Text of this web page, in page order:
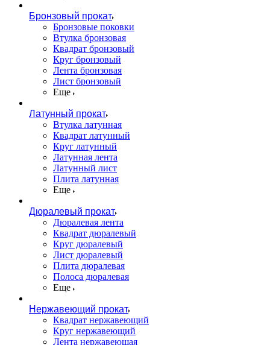
Бронзовый прокат
Бронзовые поковки
Втулка бронзовая
Квадрат бронзовый
Круг бронзовый
Лента бронзовая
Лист бронзовый
Еще
Латунный прокат
Втулка латунная
Квадрат латунный
Круг латунный
Латунная лента
Латунный лист
Плита латунная
Еще
Дюралевый прокат
Дюралевая лента
Квадрат дюралевый
Круг дюралевый
Лист дюралевый
Плита дюралевая
Полоса дюралевая
Еще
Нержавеющий прокат
Квадрат нержавеющий
Круг нержавеющий
Лента нержавеющая